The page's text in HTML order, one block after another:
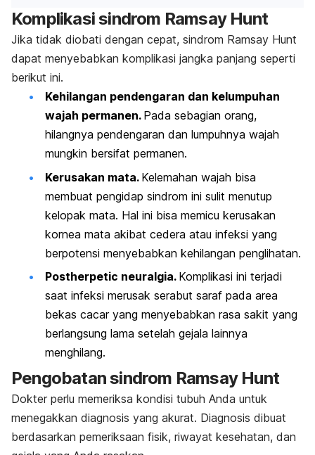
Komplikasi sindrom Ramsay Hunt
Jika tidak diobati dengan cepat, sindrom Ramsay Hunt
dapat menyebabkan komplikasi jangka panjang seperti
berikut ini.
Kehilangan pendengaran dan kelumpuhan
wajah permanen. Pada sebagian orang,
hilangnya pendengaran dan lumpuhnya wajah
mungkin bersifat permanen.
Kerusakan mata. Kelemahan wajah bisa
membuat pengidap sindrom ini sulit menutup
kelopak mata. Hal ini bisa memicu kerusakan
kornea mata akibat cedera atau infeksi yang
berpotensi menyebabkan kehilangan penglihatan.
Postherpetic neuralgia. Komplikasi ini terjadi
saat infeksi merusak serabut saraf pada area
bekas cacar yang menyebabkan rasa sakit yang
berlangsung lama setelah gejala lainnya
menghilang.
Pengobatan sindrom Ramsay Hunt
Dokter perlu memeriksa kondisi tubuh Anda untuk
menegakkan diagnosis yang akurat. Diagnosis dibuat
berdasarkan pemeriksaan fisik, riwayat kesehatan, dan